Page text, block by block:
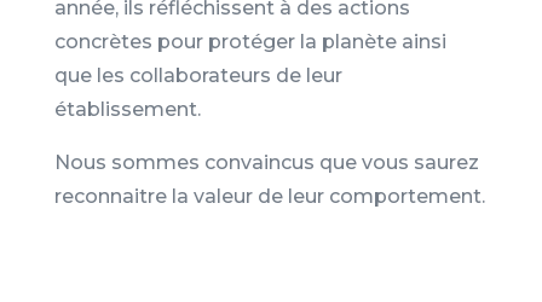
année, ils réfléchissent à des actions
concrètes pour protéger la planète ainsi
que les collaborateurs de leur
établissement.
Nous sommes convaincus que vous saurez
reconnaitre la valeur de leur comportement.